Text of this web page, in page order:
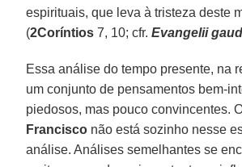
espirituais, que leva à tristeza deste
(2Coríntios7, 10; cfr.Evangelii
Essa análise do tempo presente, na
um conjunto de pensamentos bem-
piedosos, mas pouco convincentes.
Francisco não está sozinho nesse
análise. Análises semelhantes se